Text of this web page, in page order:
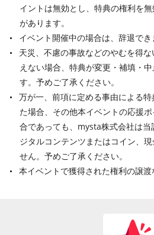
イントは無効とし、特典の権利を
があります。
イベント開催中の場合は、辞退でき
天災、不慮の事故などのやむを得
えない場合、特典が変更・補填・
す。予めご了承ください。
万が一、前項に定める事由による
た場合、その他本イベントの応援
合であっても、mysta株式会社は
ジタルコンテンツまたはコイン、
せん。予めご了承ください。
本イベントで獲得された権利の譲渡